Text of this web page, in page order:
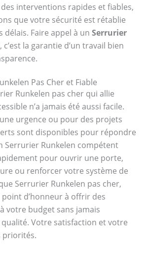
interventions rapides et fiables,
que votre sécurité est rétablie
délais. Faire appel à un Serrurier
c’est la garantie d’un travail bien
Pas Cher et Fiable
Runkelen pas cher qui allie
n’a jamais été aussi facile.
urgence ou pour des projets
sont disponibles pour répondre
Serrurier Runkelen compétent
pour ouvrir une porte,
ou renforcer votre système de
Serrurier Runkelen pas cher,
d’honneur à offrir des
votre budget sans jamais
Votre satisfaction et votre
priorités.